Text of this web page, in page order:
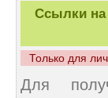
Ссылки на
Только для
Для